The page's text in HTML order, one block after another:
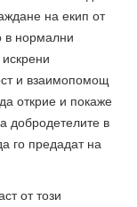
на екип от
в нормални
и взаимопомощ
открие и покаже
добродетелите в
го предадат на
от този